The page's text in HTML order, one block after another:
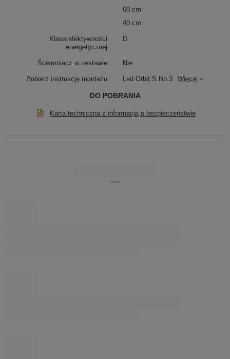
konfiguracja rozmieszczenia. Przystosowana do
Triac (ściemniacz nie jest dołączony). Trzy niezależne
do sufitu zapewniają stabilność i swobodę aranżacji.
Doskonała do większych salonów, jadalni, kuchni, biur
i prestiżowych przestrzeni komercyjnych.
60 cm
40 cm
Klasa efektywności
energetycznej
D
Ściemniacz w zestawie Nie
Pobierz instrukcję montażu Led Orbit S No.3 Więcej
DO POBRANIA
Karta techniczna z informacją o bezpieczeństwie